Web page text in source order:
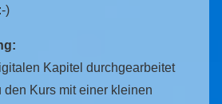
)
Kapitel durchgearbeitet
den Kurs mit einer kleinen